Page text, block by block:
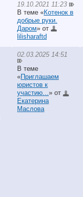
19.10.2021 11:23
В теме «Котенок в
добрые руки.
Даром» от
lilisharaftd
02.03.2025 14:51
В теме
«Приглашаем
юристов к
участию...» от
Екатерина
Маслова